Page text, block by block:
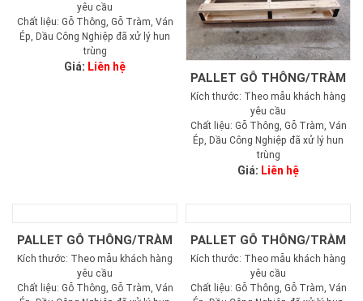
yêu cầu
Chất liệu: Gỗ Thông, Gỗ Tràm, Ván
Ép, Dầu Công Nghiệp đã xử lý hun
trùng
Giá: Liên hệ
PALLET GỖ THÔNG/TRÀM
Kích thước: Theo mẫu khách hàng
yêu cầu
Chất liệu: Gỗ Thông, Gỗ Tràm, Ván
Ép, Dầu Công Nghiệp đã xử lý hun
trùng
Giá: Liên hệ
PALLET GỖ THÔNG/TRÀM
Kích thước: Theo mẫu khách hàng
yêu cầu
Chất liệu: Gỗ Thông, Gỗ Tràm, Ván
PALLET GỖ THÔNG/TRÀM
Kích thước: Theo mẫu khách hàng
yêu cầu
Chất liệu: Gỗ Thông, Gỗ Tràm, Ván